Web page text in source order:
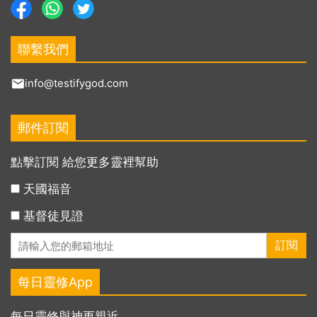
聯繫我們
info@testifygod.com
郵件訂閱
點擊訂閱 給您更多靈裡幫助
天國福音
基督徒見證
每日靈修App